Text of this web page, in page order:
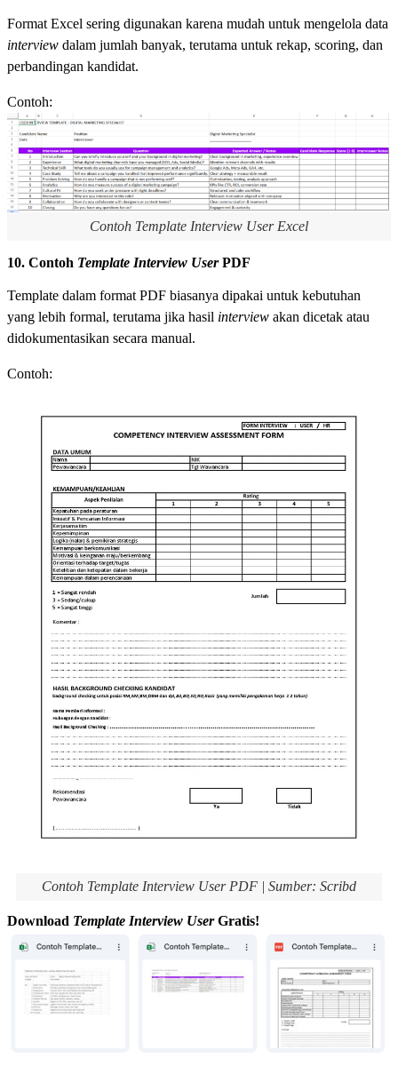
Format Excel sering digunakan karena mudah untuk mengelola data
interview dalam jumlah banyak, terutama untuk rekap, scoring, dan
perbandingan kandidat.
Contoh:
Contoh Template Interview User Excel
10. Contoh Template Interview UserPDF
Template dalam format PDF biasanya dipakai untuk kebutuhan
yang lebih formal, terutama jika hasil interview akan dicetak atau
didokumentasikan secara manual.
Contoh:
Contoh Template Interview User PDF | Sumber: Scribd
Download Template Interview UserGratis!